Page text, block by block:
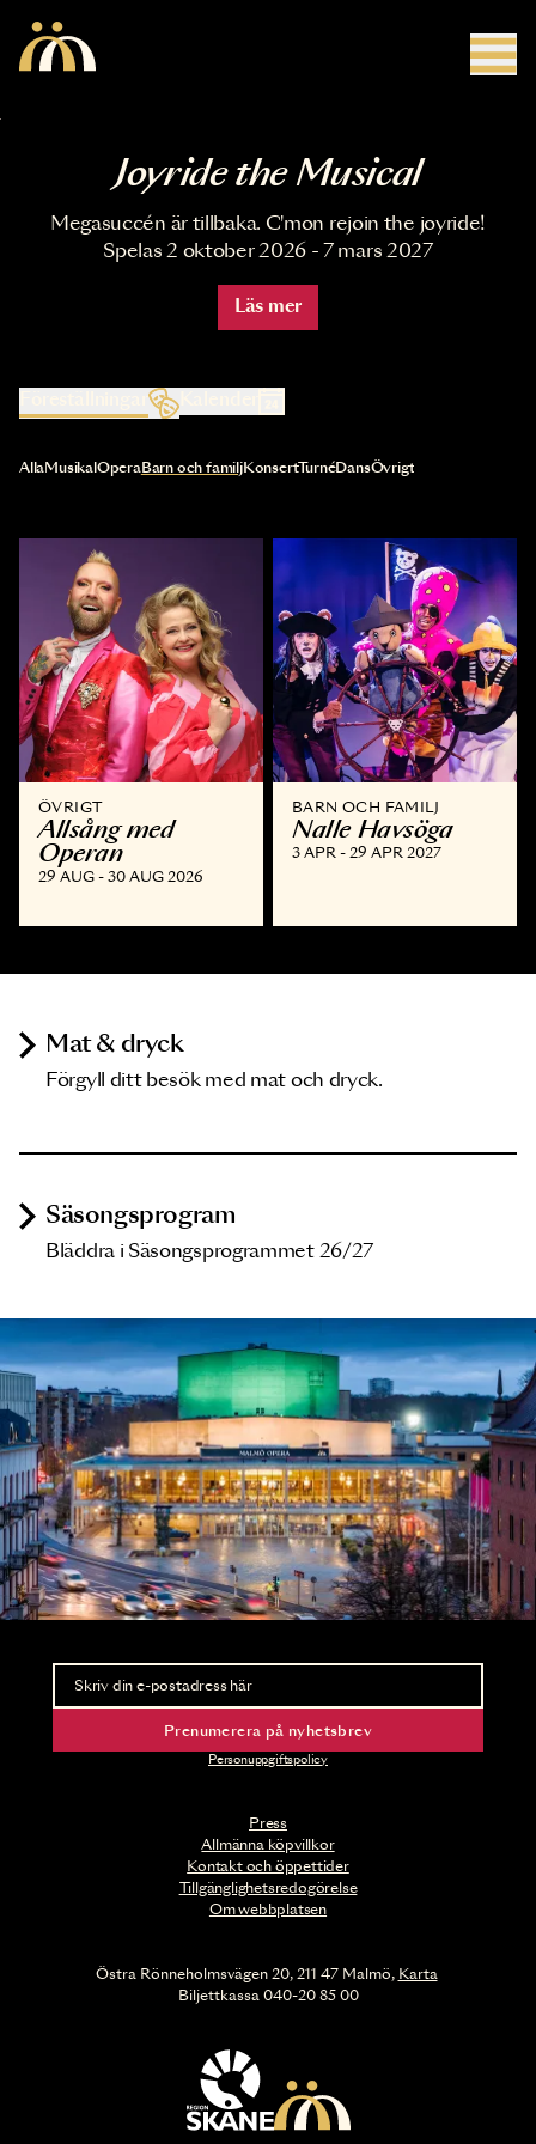
Joyride the Musical
Megasuccén är tillbaka. C'mon rejoin the joyride!
Spelas 2 oktober 2026 - 7 mars 2027
Läs mer
Kalender
Val av kategori uppdaterar innehållet automatiskt
AllaMusikal OperaBarn och familjKonsertTurnéDansÖvrigt
ÖVRIGT
Allsång med
Operan
29 AUG - 30 AUG 2026
BARN OCH FAMILJ
Nalle Havsöga
3 APR - 29 APR 2027
Mat & dryck
Förgyll ditt besök med mat och dryck.
Säsongsprogram
Bläddra i Säsongsprogrammet 26/27
Press
Allmänna köpvillkor
Kontakt och öppettider
Tillgänglighetsredogörelse
Om webbplatsen
Nyhetsbrev
Ta del av förhandsinformation och biljettsläpp.
Prenumerera på nyhetsbrev
Personuppgiftspolicy
Östra Rönneholmsvägen 20, 211 47 Malmö, Karta
Biljettkassa 040-20 85 00